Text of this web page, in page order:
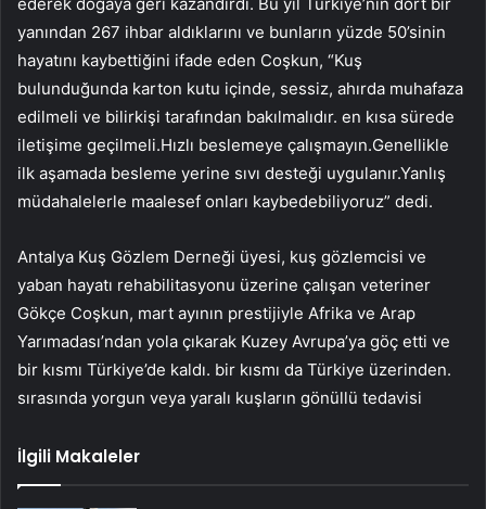
yanından 267 ihbar aldıklarını ve bunların yüzde 50’sinin
hayatını kaybettiğini ifade eden Coşkun, “Kuş
bulunduğunda karton kutu içinde, sessiz, ahırda muhafaza
edilmeli ve bilirkişi tarafından bakılmalıdır. en kısa sürede
iletişime geçilmeli.Hızlı beslemeye çalışmayın.Genellikle
ilk aşamada besleme yerine sıvı desteği uygulanır.Yanlış
müdahalelerle maalesef onları kaybedebiliyoruz” dedi.
Antalya Kuş Gözlem Derneği üyesi, kuş gözlemcisi ve
yaban hayatı rehabilitasyonu üzerine çalışan veteriner
Gökçe Coşkun, mart ayının prestijiyle Afrika ve Arap
Yarımadası’ndan yola çıkarak Kuzey Avrupa’ya göç etti ve
bir kısmı Türkiye’de kaldı. bir kısmı da Türkiye üzerinden.
sırasında yorgun veya yaralı kuşların gönüllü tedavisi
İlgili Makaleler